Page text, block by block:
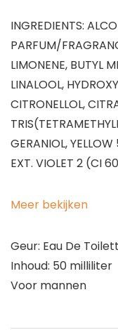
INGREDIENTS:
PARFUM/
LIMONENE, BUTYL
LINALOOL,
CITRONELLOL,
GERANIOL,
EXT. VIOLET 2 (CI
Meer bekijken
Geur: Eau De
Inhoud: 50 milliliter
Voor mannen